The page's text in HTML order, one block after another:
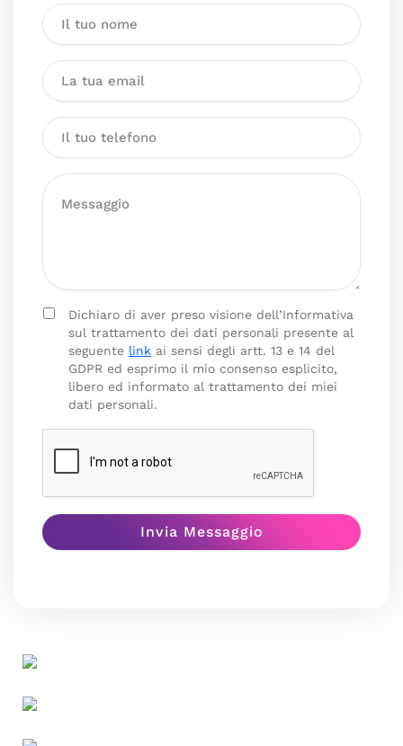
Dichiaro di aver preso visione dell’Informativa
sul trattamento dei dati personali presente al
seguente link ai sensi degli artt. 13 e 14 del
GDPR ed esprimo il mio consenso esplicito,
libero ed informato al trattamento dei miei
dati personali.